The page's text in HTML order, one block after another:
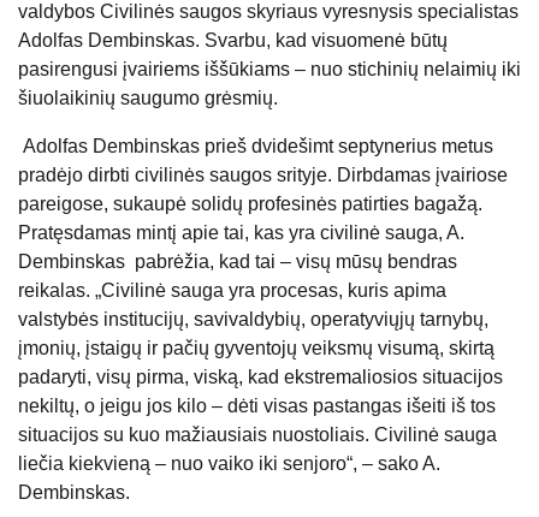
valdybos Civilinės saugos skyriaus vyresnysis specialistas
Adolfas Dembinskas. Svarbu, kad visuomenė būtų
pasirengusi įvairiems iššūkiams – nuo stichinių nelaimių iki
šiuolaikinių saugumo grėsmių.
Adolfas Dembinskas prieš dvidešimt septynerius metus
pradėjo dirbti civilinės saugos srityje. Dirbdamas įvairiose
pareigose, sukaupė solidų profesinės patirties bagažą.
Pratęsdamas mintį apie tai, kas yra civilinė sauga, A.
Dembinskas pabrėžia, kad tai – visų mūsų bendras
reikalas. „Civilinė sauga yra procesas, kuris apima
valstybės institucijų, savivaldybių, operatyviųjų tarnybų,
įmonių, įstaigų ir pačių gyventojų veiksmų visumą, skirtą
padaryti, visų pirma, viską, kad ekstremaliosios situacijos
nekiltų, o jeigu jos kilo – dėti visas pastangas išeiti iš tos
situacijos su kuo mažiausiais nuostoliais. Civilinė sauga
liečia kiekvieną – nuo vaiko iki senjoro“, – sako A.
Dembinskas.